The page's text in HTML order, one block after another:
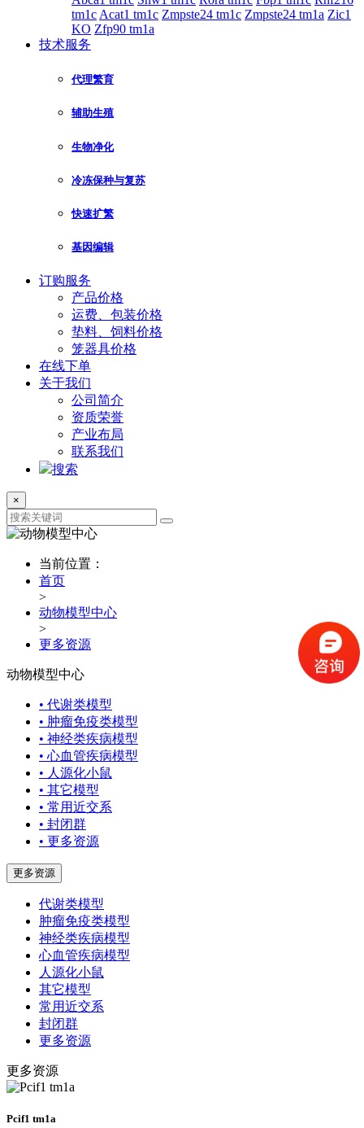
tm1c Acat1 tm1c Zmpste24 tm1c Zmpste24 tm1a Zic1
KO Zfp90 tm1a
技术服务
代理繁育
辅助生殖
生物净化
冷冻保种与复苏
快速扩繁
基因编辑
订购服务
产品价格
运费、包装价格
垫料、饲料价格
笼器具价格
在线下单
关于我们
公司简介
资质荣誉
产业布局
联系我们
搜索
×
当前位置：
首页
>
动物模型中心
>
更多资源
动物模型中心
• 代谢类模型
• 肿瘤免疫类模型
• 神经类疾病模型
• 心血管疾病模型
• 人源化小鼠
• 其它模型
• 常用近交系
• 封闭群
• 更多资源
更多资源
代谢类模型
肿瘤免疫类模型
神经类疾病模型
心血管疾病模型
人源化小鼠
其它模型
常用近交系
封闭群
更多资源
更多资源
Pcif1 tm1a